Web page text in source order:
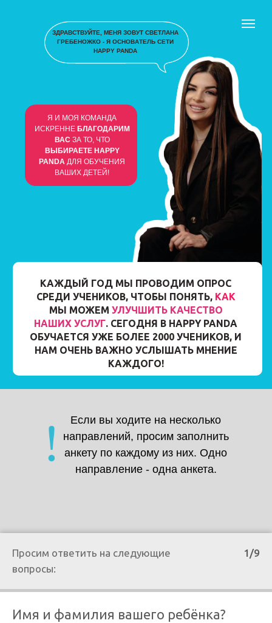
ЗДРАВСТВУЙТЕ, МЕНЯ ЗОВУТ СВЕТЛАНА
ГРЕБЕНОЖКО - Я ОСНОВАТЕЛЬ СЕТИ
HAPPY PANDA
Я И МОЯ КОМАНДА
ИСКРЕННЕ БЛАГОДАРИМ
ВАСЗА ТО, ЧТО
ВЫБИРАЕТЕ HAPPY
PANDA ДЛЯ ОБУЧЕНИЯ
ВАШИХ ДЕТЕЙ!
КАЖДЫЙ ГОД МЫ ПРОВОДИМ ОПРОС
СРЕДИ УЧЕНИКОВ, ЧТОБЫ ПОНЯТЬ, КАК
МЫ МОЖЕМ УЛУЧШИТЬ КАЧЕСТВО
НАШИХ УСЛУГ. СЕГОДНЯ В HAPPY PANDA
ОБУЧАЕТСЯ УЖЕ БОЛЕЕ 2000 УЧЕНИКОВ, И
НАМ ОЧЕНЬ ВАЖНО УСЛЫШАТЬ МНЕНИЕ
КАЖДОГО!
Если вы ходите на несколько
направлений, просим заполнить
анкету по каждому из них. Одно
направление - одна анкета.
Просим ответить на следующие
вопросы:
1/9
Имя и фамилия вашего ребёнка?